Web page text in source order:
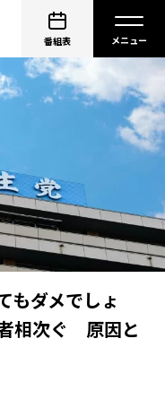
番組表
もダメでしょ
相次ぐ 原因と